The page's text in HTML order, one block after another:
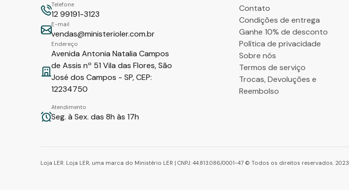
Telefone
12 99191-3123
E-mail
vendas@ministerioler.com.br
Endereço
Avenida Antonia Natalia Campos
de Assis nº 51 Vila das Flores, São
José dos Campos - SP, CEP:
12234750
Atendimento
Seg. à Sex. das 8h às 17h
Contato
Condições de entrega
Ganhe 10% de desconto
Política de privacidade
Sobre nós
Termos de serviço
Trocas, Devoluções e
Reembolso
Loja LER. Loja LER, uma marca do Ministério LER | CNPJ: 44.813.086/0001-47 © Todos os direitos reservados. 2023